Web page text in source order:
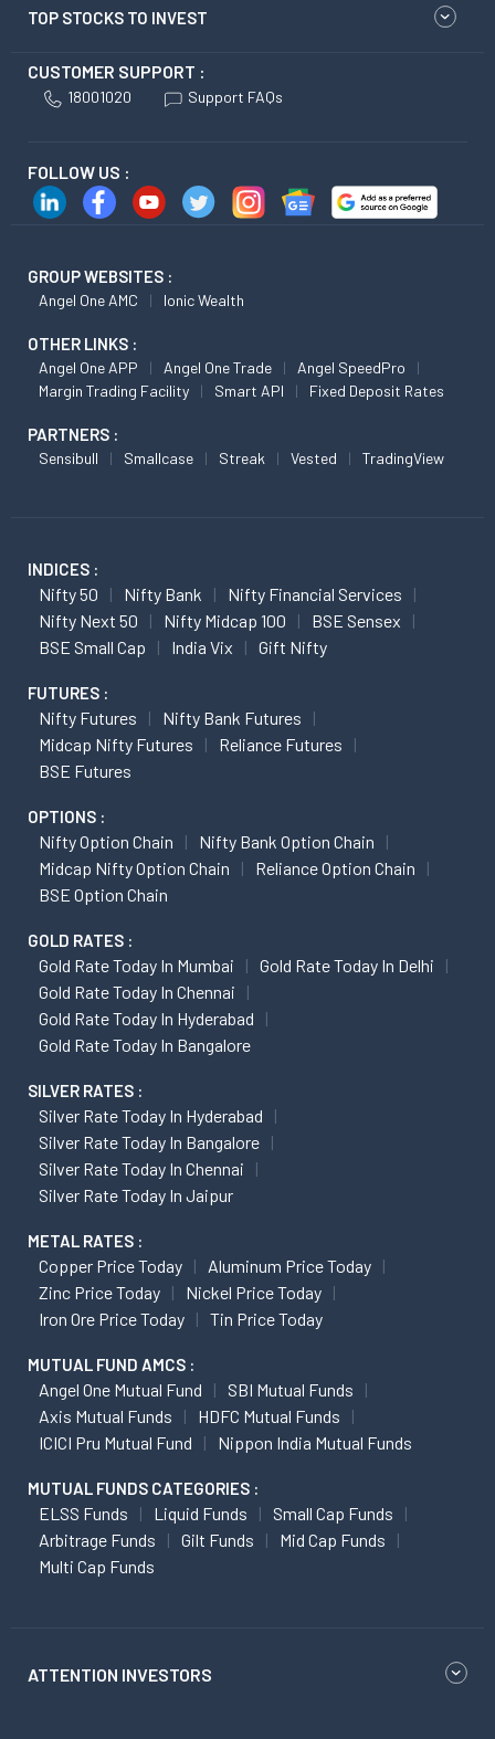
TOP STOCKS TO INVEST
CUSTOMER SUPPORT :
18001020 Support FAQs
FOLLOW US :
GROUP WEBSITES :
Angel One AMC Ionic Wealth
OTHER LINKS :
Angel One APP Angel One Trade
Angel SpeedPro
Margin Trading Facility
Smart API Fixed Deposit Rates
PARTNERS :
Sensibull Smallcase Streak Vested TradingView
INDICES :
Nifty 50 Nifty Bank
Nifty Financial Services
Nifty Next 50
Nifty Midcap 100
BSE Sensex
BSE Small Cap
India Vix Gift Nifty
FUTURES :
Nifty Futures
Nifty Bank Futures
Midcap Nifty Futures
Reliance Futures
BSE Futures
OPTIONS :
Nifty Option Chain
Nifty Bank Option Chain
Midcap Nifty Option Chain
Reliance Option Chain
BSE Option Chain
GOLD RATES :
Gold Rate Today In Mumbai
Gold Rate Today In Delhi
Gold Rate Today In Chennai
Gold Rate Today In Hyderabad
Gold Rate Today In Bangalore
SILVER RATES :
Silver Rate Today In Hyderabad
Silver Rate Today In Bangalore
Silver Rate Today In Chennai
Silver Rate Today In Jaipur
METAL RATES :
Copper Price Today
Aluminum Price Today
Zinc Price Today
Nickel Price Today
Iron Ore Price Today
Tin Price Today
MUTUAL FUND AMCS :
Angel One Mutual Fund
SBI Mutual Funds
Axis Mutual Funds
HDFC Mutual Funds
ICICI Pru Mutual Fund
Nippon India Mutual Funds
MUTUAL FUNDS CATEGORIES :
ELSS Funds Liquid Funds
Small Cap Funds
Arbitrage Funds
Gilt Funds
Mid Cap Funds
Multi Cap Funds
ATTENTION INVESTORS